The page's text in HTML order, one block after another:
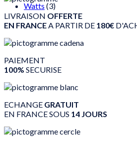
Watts (3)
LIVRAISON OFFERTE
EN FRANCE A PARTIR DE 180€
PAIEMENT
100% SECURISE
ECHANGE GRATUIT
EN FRANCE SOUS 14 JOURS